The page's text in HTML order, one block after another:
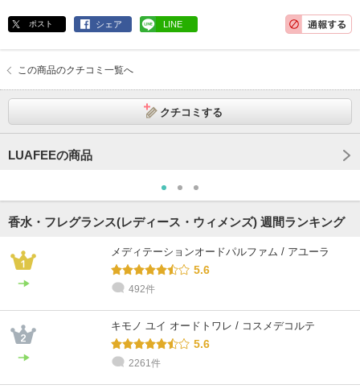
ポスト シェア LINE
この商品のクチコミ一覧へ
クチコミする
LUAFEEの商品
香水・フレグランス(レディース・ウィメンズ) 週間ランキング
メディテーションオードパルファム / アユーラ
5.6
492件
キモノ ユイ オードトワレ / コスメデコルテ
5.6
2261件